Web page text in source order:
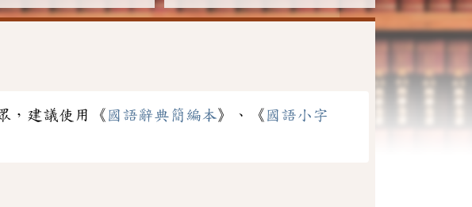
，建議使用《 國語辭典簡編本》、《 國語小字